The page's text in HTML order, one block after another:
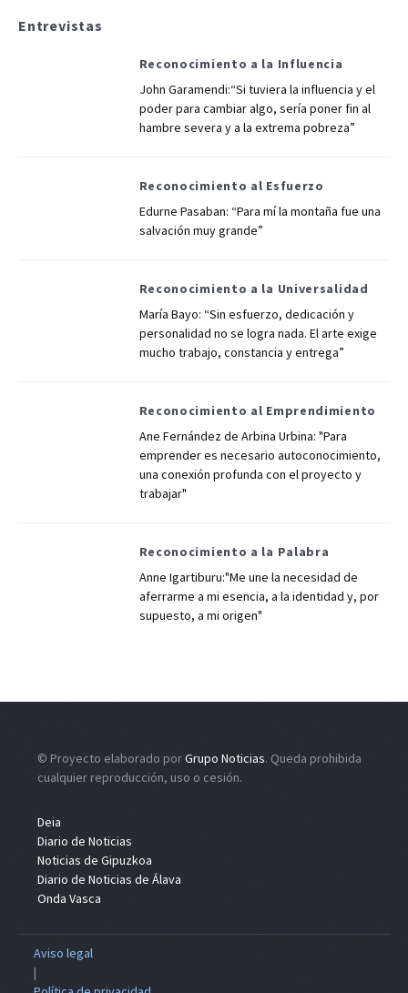
Entrevistas
Reconocimiento a la Influencia
John Garamendi:“Si tuviera la influencia y el
poder para cambiar algo, sería poner fin al
hambre severa y a la extrema pobreza”
Reconocimiento al Esfuerzo
Edurne Pasaban: “Para mí la montaña fue una
salvación muy grande”
Reconocimiento a la Universalidad
María Bayo: “Sin esfuerzo, dedicación y
personalidad no se logra nada. El arte exige
mucho trabajo, constancia y entrega”
Reconocimiento al Emprendimiento
Ane Fernández de Arbina Urbina: "Para
emprender es necesario autoconocimiento,
una conexión profunda con el proyecto y
trabajar"
Reconocimiento a la Palabra
Anne Igartiburu:"Me une la necesidad de
aferrarme a mi esencia, a la identidad y, por
supuesto, a mi origen"
© Proyecto elaborado porGrupo Noticias. Queda prohibida
cualquier reproducción, uso o cesión.
Deia
Diario de Noticias
Noticias de Gipuzkoa
Diario de Noticias de Álava
Onda Vasca
Aviso legal
|